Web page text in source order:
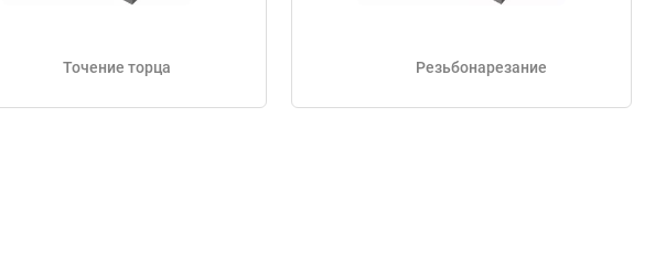
Точение торца Резьбонарезание